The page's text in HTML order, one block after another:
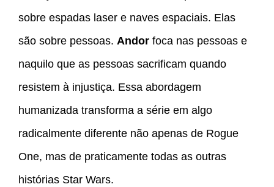
sobre espadas laser e naves espaciais. Elas
são sobre pessoas. Andor foca nas pessoas e
naquilo que as pessoas sacrificam quando
resistem à injustiça. Essa abordagem
humanizada transforma a série em algo
radicalmente diferente não apenas de Rogue
One, mas de praticamente todas as outras
histórias Star Wars.